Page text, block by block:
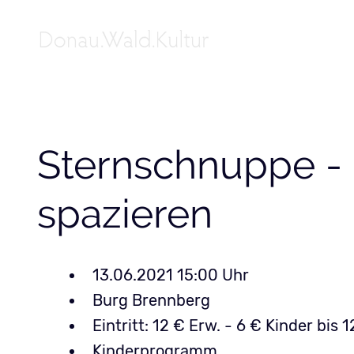
Sternschnuppe -
spazieren
13.06.2021 15:00
Burg Brennberg
Eintritt: 12 € Erw. - 6 € Kinder bis